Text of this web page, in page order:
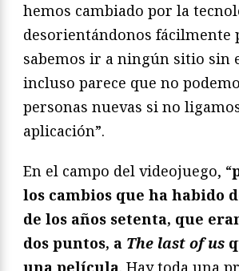
hemos cambiado por la
desorientándonos fácilmente
sabemos ir a ningún sitio sin
incluso parece que no
personas nuevas si no
aplicación”.
En el campo del videojuego, “
los cambios que ha habido
de los años setenta, que
dos puntos, a The last of us